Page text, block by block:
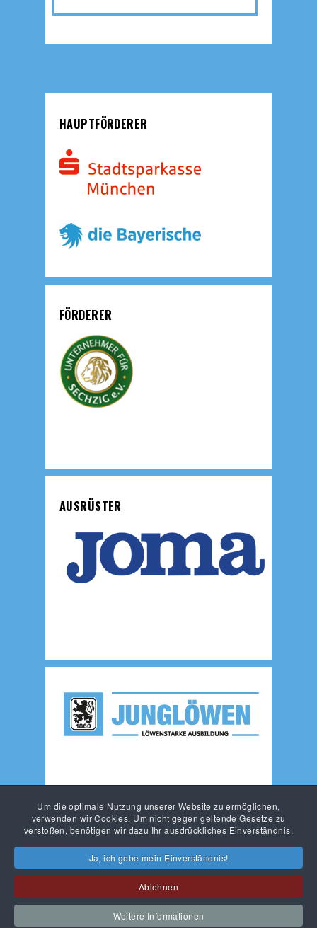
Um die optimale Nutzung unserer Website zu ermöglichen,
verwenden wir Cookies. Um nicht gegen geltende Gesetze zu
verstoßen, benötigen wir dazu Ihr ausdrückliches Einverständnis.
Ja, ich gebe mein Einverständnis!
Ablehnen
Weitere Informationen
HAUPTFÖRDERER
FÖRDERER
AUSRÜSTER
KONTAKT IMPRESSUM DATENSCHUTZ